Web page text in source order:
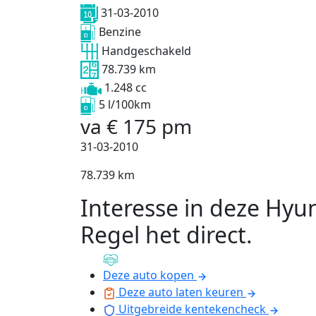
31-03-2010
Benzine
Handgeschakeld
78.739 km
1.248 cc
5 l/100km
va € 175 pm
31-03-2010
78.739 km
Interesse in deze
Regel het direct.
Deze auto kopen
Deze auto laten keuren
Uitgebreide kentekencheck